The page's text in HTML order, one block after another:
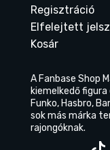
Regisztráció
Elfelejtett
Kosár
A Fanbase Shop
kiemelkedő
Funko, Hasbro,
sok más márka
rajongóknak.